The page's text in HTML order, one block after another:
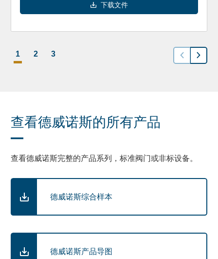
下载文件
1 2 3
查看德威诺斯的所有产品
查看德威诺斯完整的产品系列，标准阀门或非标设备。
德威诺斯综合样本
德威诺斯产品导图